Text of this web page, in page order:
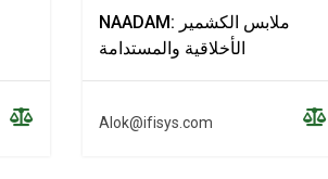
NAADAM: ملابس الكشمير
الأخلاقية والمستدامة
Alok@ifisys.com